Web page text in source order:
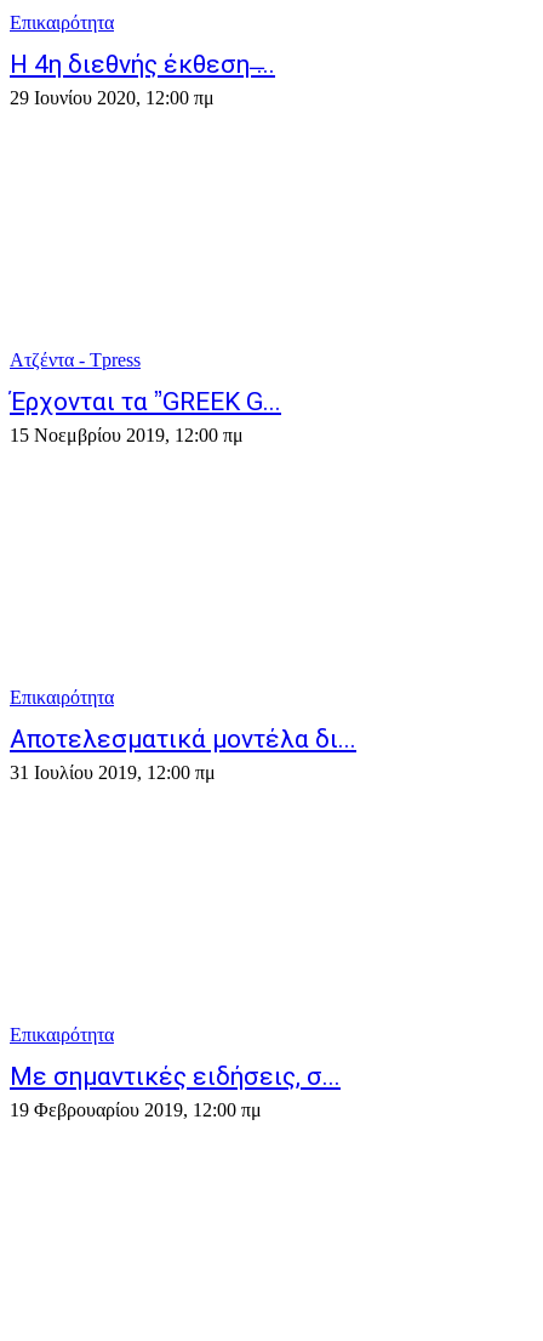
Επικαιρότητα
Η 4η διεθνής έκθεση ̶...
29 Ιουνίου 2020, 12:00 πμ
Ατζέντα - Τpress
Έρχονται τα ˮGREEK G...
15 Νοεμβρίου 2019, 12:00 πμ
Επικαιρότητα
Αποτελεσματικά μοντέλα δι...
31 Ιουλίου 2019, 12:00 πμ
Επικαιρότητα
Με σημαντικές ειδήσεις, σ...
19 Φεβρουαρίου 2019, 12:00 πμ